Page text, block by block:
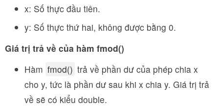
x: Số thực đầu tiên.
y: Số thực thứ hai, không được bằng 0.
Giá trị trả về của hàm fmod()
Hàm fmod() trả về phần dư của phép chia x
cho y, tức là phần dư sau khi x chia y. Giá trị trả
về sẽ có kiểu double.